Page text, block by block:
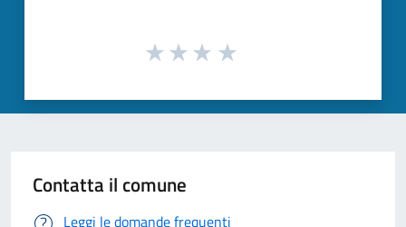
Contatta il comune
Leggi le domande frequenti